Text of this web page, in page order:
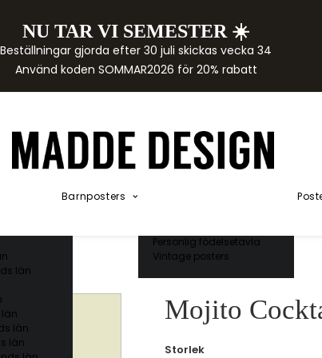
NU TAR VI SEMESTER ☀️
Beställningar gjorda efter 30 juli skickas vecka 34
Använd koden SOMMAR2026 för 20% rabatt
län
län
län
Barnposters
Akvarellposters
Personlig födelsetavla
Vintage posters
Mojito
Storlek